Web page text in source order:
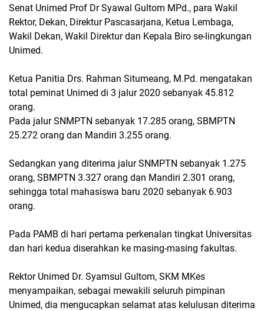
Senat Unimed Prof Dr Syawal Gultom MPd., para Wakil
Rektor, Dekan, Direktur Pascasarjana, Ketua Lembaga,
Wakil Dekan, Wakil Direktur dan Kepala Biro se-lingkungan
Unimed.
Ketua Panitia Drs. Rahman Situmeang, M.Pd. mengatakan
total peminat Unimed di 3 jalur 2020 sebanyak 45.812
orang.
Pada jalur SNMPTN sebanyak 17.285 orang, SBMPTN
25.272 orang dan Mandiri 3.255 orang.
Sedangkan yang diterima jalur SNMPTN sebanyak 1.275
orang, SBMPTN 3.327 orang dan Mandiri 2.301 orang,
sehingga total mahasiswa baru 2020 sebanyak 6.903
orang.
Pada PAMB di hari pertama perkenalan tingkat Universitas
dan hari kedua diserahkan ke masing-masing fakultas.
Rektor Unimed Dr. Syamsul Gultom, SKM MKes
menyampaikan, sebagai mewakili seluruh pimpinan
Unimed, dia mengucapkan selamat atas kelulusan diterima